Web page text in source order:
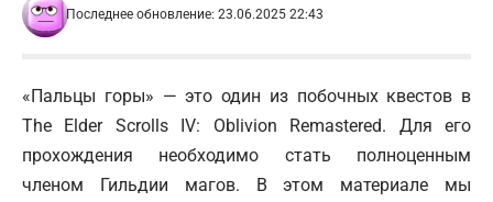
Последнее обновление: 23.06.2025 22:43
«Пальцы горы» — это один из побочных квестов в
The Elder Scrolls IV: Oblivion Remastered. Для его
прохождения необходимо стать полноценным
членом Гильдии магов. В этом материале мы